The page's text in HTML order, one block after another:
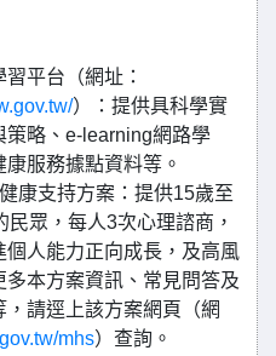
習平台（網址：
）：提供具科學實
策略、e-learning網路學
服務據點資料等。
康支持方案：提供15歲至
眾，每人3次心理諮商，
人能力正向成長，及高風
多本方案資訊、常見問答及
請逕上該方案網頁（網
mhs）查詢。